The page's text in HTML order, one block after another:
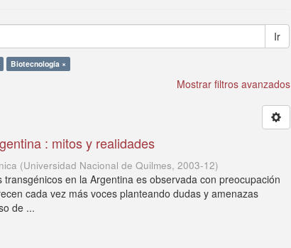
Ir
Biotecnología ×
Mostrar filtros avanzados
: mitos y realidades
(Universidad Nacional de Quilmes,2003-12)
en la Argentina es observada con preocupación
cada vez más voces planteando dudas y amenazas
de ...